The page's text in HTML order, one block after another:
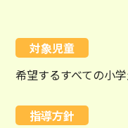
対象児童
希望するすべての小
指導方針